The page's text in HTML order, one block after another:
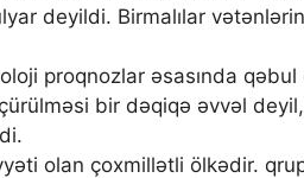
deyildi. Birmalılar
proqnozlar əsasında qəbul
bir dəqiqə əvvəl
olan çoxmillətli ölkədir.